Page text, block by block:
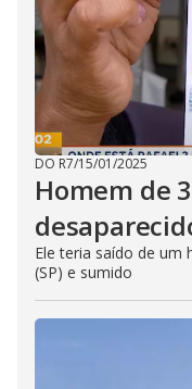
DO R7/15/01/2025
Homem de
Ele teria saído de um
(SP) e sumido